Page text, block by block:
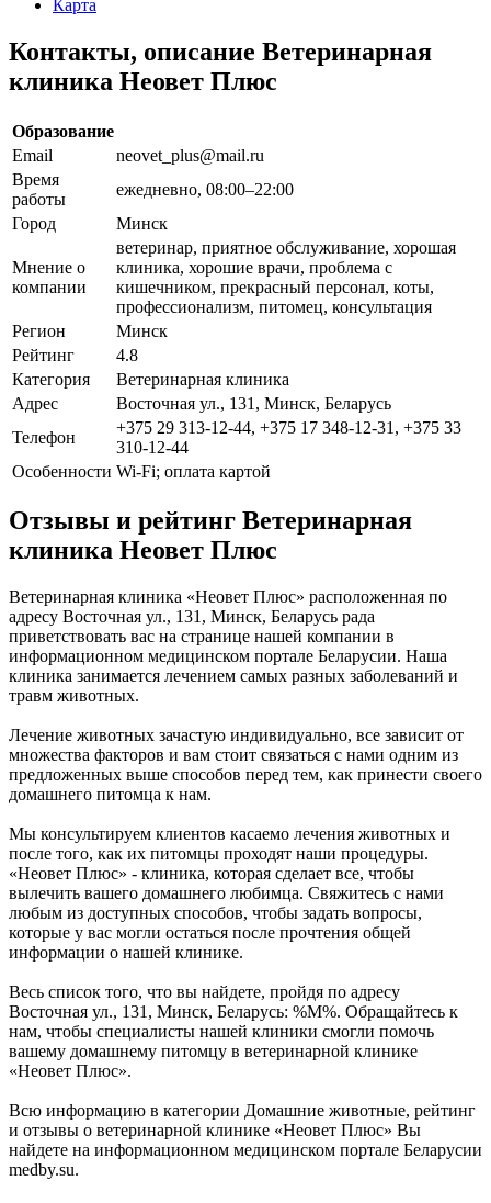
Карта
Контакты, описание Ветеринарная
клиника Неовет Плюс
Образование
Email
neovet_plus@mail.ru
Время
работы
ежедневно, 08:00–22:00
Город
Минск
Мнение о
компании
ветеринар, приятное обслуживание, хорошая
клиника, хорошие врачи, проблема с
кишечником, прекрасный персонал, коты,
профессионализм, питомец, консультация
Регион
Минск
Рейтинг
4.8
Категория
Ветеринарная клиника
Адрес
Восточная ул., 131, Минск, Беларусь
Телефон
+375 29 313-12-44, +375 17 348-12-31, +375 33
310-12-44
Особенности Wi-Fi; оплата картой
Отзывы и рейтинг Ветеринарная
клиника Неовет Плюс
Ветеринарная клиника «Неовет Плюс» расположенная по
адресу Восточная ул., 131, Минск, Беларусь рада
приветствовать вас на странице нашей компании в
информационном медицинском портале Беларусии. Наша
клиника занимается лечением самых разных заболеваний и
травм животных.
Лечение животных зачастую индивидуально, все зависит от
множества факторов и вам стоит связаться с нами одним из
предложенных выше способов перед тем, как принести своего
домашнего питомца к нам.
Мы консультируем клиентов касаемо лечения животных и
после того, как их питомцы проходят наши процедуры.
«Неовет Плюс» - клиника, которая сделает все, чтобы
вылечить вашего домашнего любимца. Свяжитесь с нами
любым из доступных способов, чтобы задать вопросы,
которые у вас могли остаться после прочтения общей
информации о нашей клинике.
Весь список того, что вы найдете, пройдя по адресу
Восточная ул., 131, Минск, Беларусь: %М%. Обращайтесь к
нам, чтобы специалисты нашей клиники смогли помочь
вашему домашнему питомцу в ветеринарной клинике
«Неовет Плюс».
Всю информацию в категории Домашние животные, рейтинг
и отзывы о ветеринарной клинике «Неовет Плюс» Вы
найдете на информационном медицинском портале Беларусии
medby.su.